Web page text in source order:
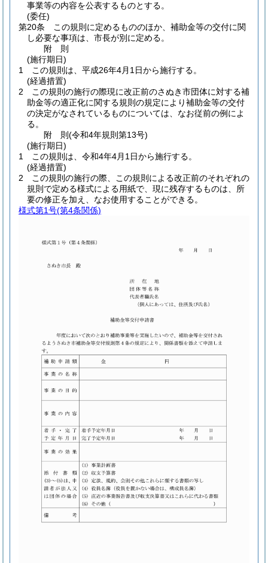
事業等の内容を公表するものとする。
(委任)
第20条
この規則に定めるもののほか、補助金等の交付に関
し必要な事項は、市長が別に定める。
附 則
(施行期日)
1
この規則は、平成26年4月1日から施行する。
(経過措置)
2
この規則の施行の際現に改正前のさぬき市団体に対する補
助金等の適正化に関する規則の規定により補助金等の交付
の決定がなされているものについては、なお従前の例によ
る。
附 則(令和4年規則第13号)
(施行期日)
1
この規則は、令和4年4月1日から施行する。
(経過措置)
2
この規則の施行の際、この規則による改正前のそれぞれの
規則で定める様式による用紙で、現に残存するものは、所
要の修正を加え、なお使用することができる。
様式第1号(第4条関係)